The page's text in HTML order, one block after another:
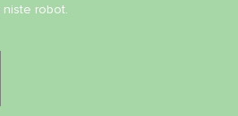
robot.